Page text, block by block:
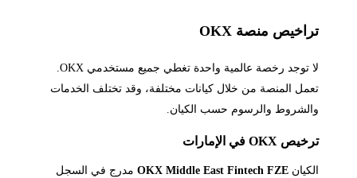
تراخيص منصة OKX
تعمل المنصة من خلال كيانات مختلفة، وقد تختلف الخدمات
والشروط والرسوم حسب الكيان.
ترخيص OKX في الإمارات
الكيان OKX Middle East Fintech FZE مدرج في السجل